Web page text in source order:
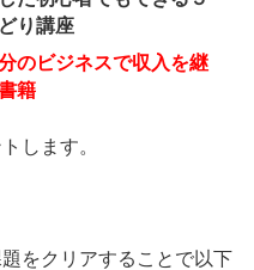
り講座
のビジネスで収入を継
籍
します。
をクリアすることで以下